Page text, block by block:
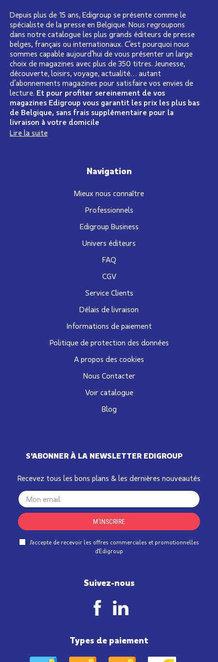
Depuis plus de 15 ans, Edigroup se présente comme le
spécialiste de la presse en Belgique. Nous regroupons
dans notre catalogue les plus grands éditeurs de presse
belges, français ou internationaux. C’est pourquoi nous
sommes capable aujourd’hui de vous présenter un large
choix de magazines avec plus de 350 titres. Jeunesse,
découverte, loisirs, voyage, actualité… autant
d’abonnements magazines pour satisfaire vos envies de
lecture. Et pour profiter sereinement de vos
magazines Edigroup vous garantit les prix les plus bas
de Belgique, sans frais supplémentaire pour la
livraison à votre domicile
Lire la suite
S'ABONNER À LA NEWSLETTER EDIGROUP
Recevez tous les bons plans & les dernières nouveautés
Your
email
M'INSCRIRE
J'accepte de recevoir les offres commerciales et promotionnelles
d'Edigroup
Navigation
Mieux nous connaître
Professionnels
Edigroup Business
Univers éditeurs
FAQ
CGV
Service Clients
Délais de livraison
Informations de paiement
Politique de protection des données
A propos des cookies
Nous Contacter
Voir catalogue
Blog
Suivez-nous
Types de paiement